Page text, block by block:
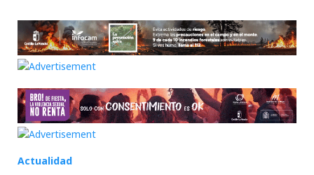
Actualidad